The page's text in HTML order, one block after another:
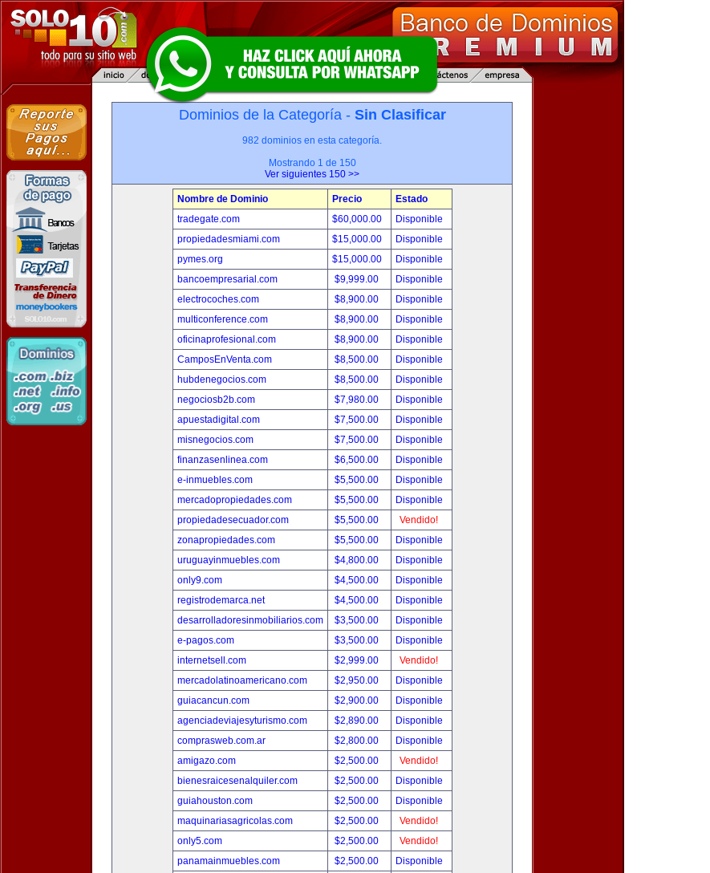
Dominios de la Categoría - Sin Clasificar
982 dominios en esta categoría.
Mostrando 1 de 150
Ver siguientes 150 >>
Nombre de Dominio Precio
Estado
tradegate.com
$60,000.00
Disponible
propiedadesmiami.com
$15,000.00
Disponible
pymes.org
$15,000.00
Disponible
bancoempresarial.com
$9,999.00
Disponible
electrocoches.com
$8,900.00
Disponible
multiconference.com
$8,900.00
Disponible
oficinaprofesional.com
$8,900.00
Disponible
CamposEnVenta.com
$8,500.00
Disponible
hubdenegocios.com
$8,500.00
Disponible
negociosb2b.com
$7,980.00
Disponible
apuestadigital.com
$7,500.00
Disponible
misnegocios.com
$7,500.00
Disponible
finanzasenlinea.com
$6,500.00
Disponible
e-inmuebles.com
$5,500.00
Disponible
mercadopropiedades.com
$5,500.00
Disponible
propiedadesecuador.com
$5,500.00
Vendido!
zonapropiedades.com
$5,500.00
Disponible
uruguayinmuebles.com
$4,800.00
Disponible
only9.com
$4,500.00
Disponible
registrodemarca.net
$4,500.00
Disponible
desarrolladoresinmobiliarios.com
$3,500.00
Disponible
e-pagos.com
$3,500.00
Disponible
internetsell.com
$2,999.00
Vendido!
mercadolatinoamericano.com
$2,950.00
Disponible
guiacancun.com
$2,900.00
Disponible
agenciadeviajesyturismo.com
$2,890.00
Disponible
comprasweb.com.ar
$2,800.00
Disponible
amigazo.com
$2,500.00
Vendido!
bienesraicesenalquiler.com
$2,500.00
Disponible
guiahouston.com
$2,500.00
Disponible
maquinariasagricolas.com
$2,500.00
Vendido!
only5.com
$2,500.00
Vendido!
panamainmuebles.com
$2,500.00
Disponible